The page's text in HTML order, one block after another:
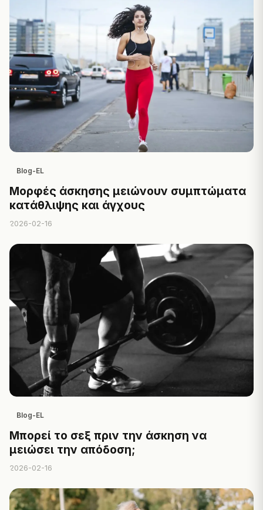
Blog-EL
Μορφές άσκησης μειώνουν συμπτώματα
κατάθλιψης και άγχους
2026-02-16
Blog-EL
Μπορεί το σεξ πριν την άσκηση να
μειώσει την απόδοση;
2026-02-16